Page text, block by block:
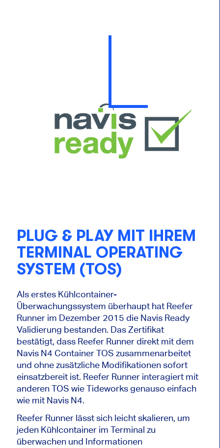
PLUG & PLAY MIT IHREM
TERMINAL OPERATING
SYSTEM (TOS)
Als erstes Kühlcontainer-
Überwachungssystem überhaupt hat Reefer
Runner im Dezember 2015 die Navis Ready
Validierung bestanden. Das Zertifikat
bestätigt, dass Reefer Runner direkt mit dem
Navis N4 Container TOS zusammenarbeitet
und ohne zusätzliche Modifikationen sofort
einsatzbereit ist. Reefer Runner interagiert mit
anderen TOS wie Tideworks genauso einfach
wie mit Navis N4.
Reefer Runner lässt sich leicht skalieren, um
jeden Kühlcontainer im Terminal zu
überwachen und Informationen